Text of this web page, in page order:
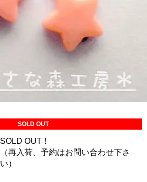
SOLD OUT
SOLD OUT！
（再入荷、予約はお問い合わせ下さ
い）